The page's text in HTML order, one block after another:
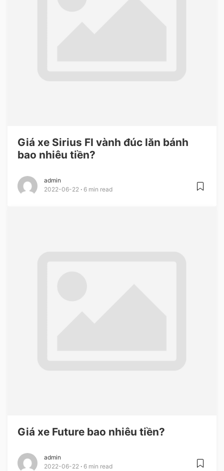
Giá xe Sirius FI vành đúc lăn bánh
bao nhiêu tiền?
admin
2022-06-22
6 min read
Giá xe Future bao nhiêu tiền?
admin
2022-06-22
6 min read